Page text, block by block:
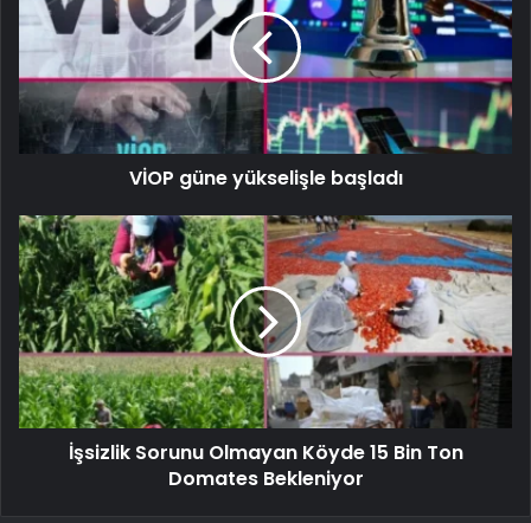
VİOP güne yükselişle başladı
İşsizlik Sorunu Olmayan Köyde 15 Bin Ton
Domates Bekleniyor